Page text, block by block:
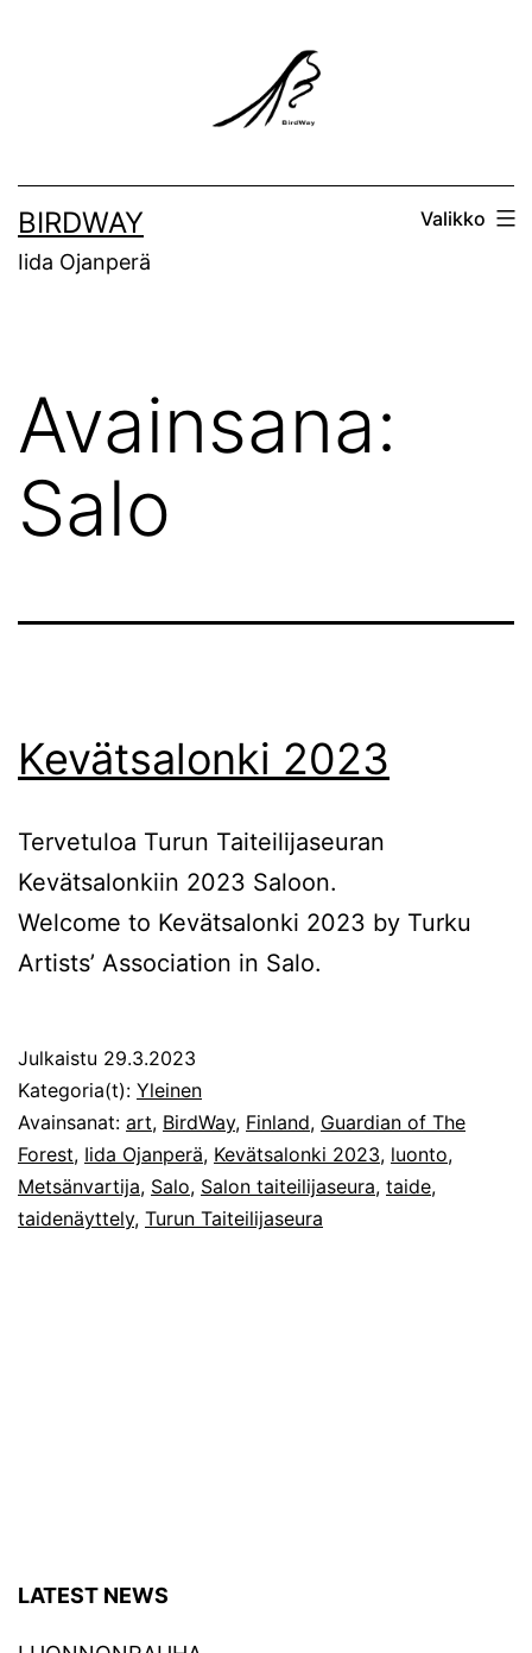
BIRDWAY
Iida Ojanperä
Valikko
Avainsana:
Salo
Kevätsalonki 2023
Tervetuloa Turun Taiteilijaseuran
Kevätsalonkiin 2023 Saloon.
Welcome to Kevätsalonki 2023 by Turku
Artists’ Association in Salo.
Julkaistu 29.3.2023
Kategoria(t): Yleinen
Avainsanat: art, BirdWay, Finland, Guardian of The
Forest, Iida Ojanperä, Kevätsalonki 2023, luonto,
Metsänvartija, Salo, Salon taiteilijaseura, taide,
taidenäyttely, Turun Taiteilijaseura
LATEST NEWS